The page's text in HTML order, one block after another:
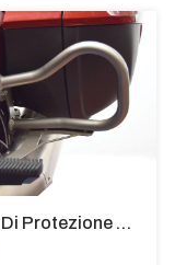
Tubi Di Protezione Bauli Posteriori Per Bmw K 1600 Gt/Gtl (2010>2016) GIALLO - TB8025-K1600GTL